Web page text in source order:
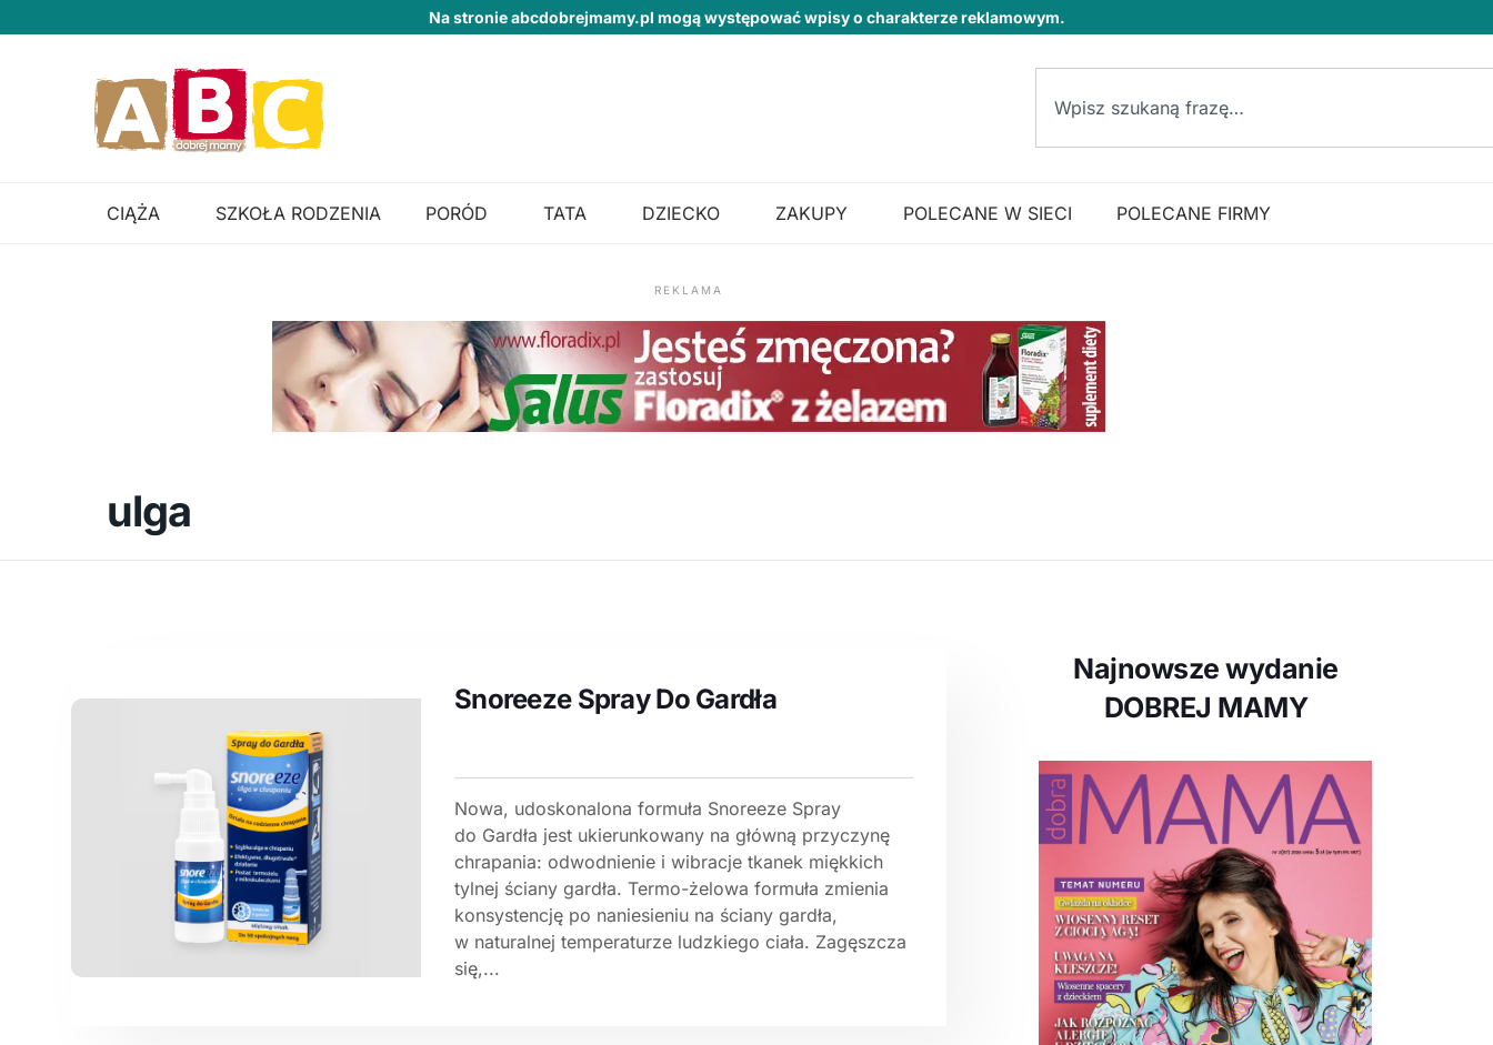
Na stronie abcdobrejmamy.pl mogą występować wpisy o charakterze reklamowym.
CIĄŻA SZKOŁA RODZENIA PORÓD TATA DZIECKO ZAKUPY POLECANE W SIECI POLECANE FIRMY
REKLAMA
ulga
Snoreeze Spray Do Gardła
Nowa, udoskonalona formuła Snoreeze Spray
do Gardła jest ukierunkowany na główną przyczynę
chrapania: odwodnienie i wibracje tkanek miękkich
tylnej ściany gardła. Termo-żelowa formuła zmienia
konsystencję po naniesieniu na ściany gardła,
w naturalnej temperaturze ludzkiego ciała. Zagęszcza
się,...
Najnowsze wydanie
DOBREJ MAMY